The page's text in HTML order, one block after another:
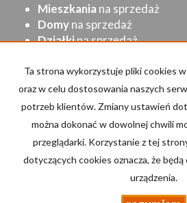
Mieszkania na sprzedaż
Domyna sprzedaż
Działkina sprzedaż
Halena sprzedaż
Obiektyna sprzedaż
Strona główna Kup Sprzedaj/
Kalkulator kosztów
Ta strona wykorzystuje pliki cookies
oraz w celu dostosowania naszych
potrzeb klientów. Zmiany ustawień
można dokonać w dowolnej chwili
przeglądarki. Korzystanie z tej
dotyczących cookies oznacza, że
urządzenia.